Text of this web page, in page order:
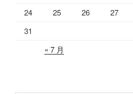
24
25 26 27
31
« 7 月